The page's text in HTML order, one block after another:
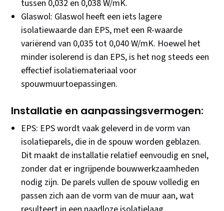
tussen 0,032 en 0,038 W/mK.
Glaswol: Glaswol heeft een iets lagere
isolatiewaarde dan EPS, met een R-waarde
variërend van 0,035 tot 0,040 W/mK. Hoewel het
minder isolerend is dan EPS, is het nog steeds een
effectief isolatiemateriaal voor
spouwmuurtoepassingen.
Installatie en aanpassingsvermogen:
EPS: EPS wordt vaak geleverd in de vorm van
isolatieparels, die in de spouw worden geblazen.
Dit maakt de installatie relatief eenvoudig en snel,
zonder dat er ingrijpende bouwwerkzaamheden
nodig zijn. De parels vullen de spouw volledig en
passen zich aan de vorm van de muur aan, wat